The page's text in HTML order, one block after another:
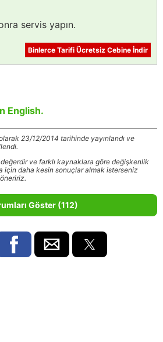
servis yapın.
Binlerce Tarifi Ücretsiz Cebine İndir
English.
23/12/2014 tarihinde yayınlandı ve
ve farklı kaynaklara göre değişkenlik
için daha kesin sonuçlar almak isterseniz
Göster (112)